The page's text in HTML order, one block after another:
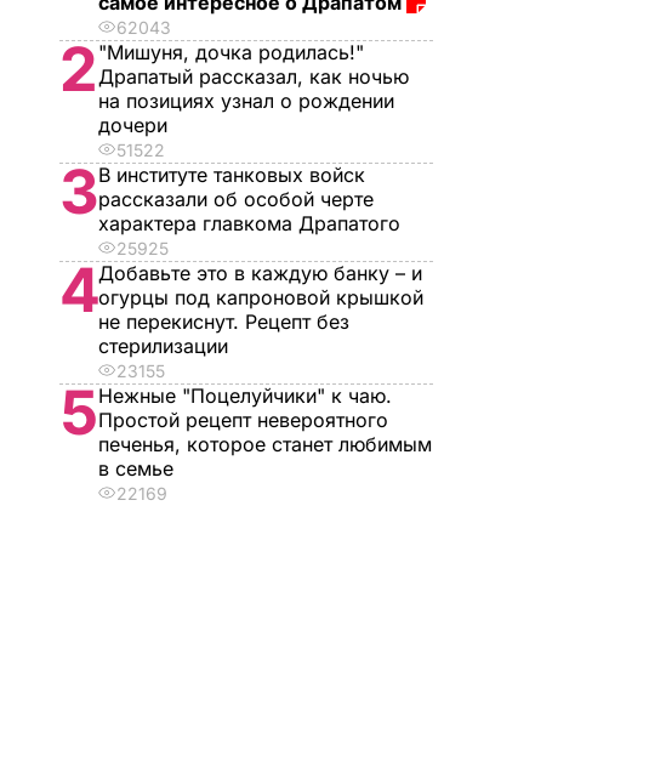
62043
2 "Мишуня, дочка родилась!"
Драпатый рассказал, как ночью
на позициях узнал о рождении
дочери
51522
3В институте танковых войск
рассказали об особой черте
характера главкома Драпатого
25925
4Добавьте это в каждую банку – и
огурцы под капроновой крышкой
не перекиснут. Рецепт без
стерилизации
23155
5Нежные "Поцелуйчики" к чаю.
Простой рецепт невероятного
печенья, которое станет любимым
в семье
22169